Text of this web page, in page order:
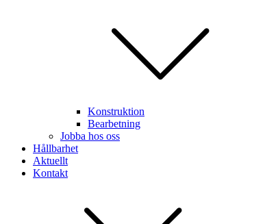
Konstruktion
Bearbetning
Jobba hos oss
Hållbarhet
Aktuellt
Kontakt